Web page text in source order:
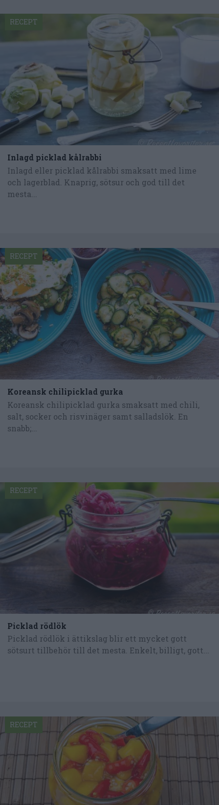
Inlagd picklad kålrabbi
Inlagd eller picklad kålrabbi smaksatt med lime
och lagerblad. Knaprig, sötsur och god till det
mesta...
RECEPT
Koreansk chilipicklad gurka
Koreansk chilipicklad gurka smaksatt med chili,
salt, socker och risvinäger samt salladslök. En
snabb;...
RECEPT
Picklad rödlök
Picklad rödlök i ättikslag blir ett mycket gott
sötsurt tillbehör till det mesta. Enkelt, billigt, gott...
RECEPT
RECEPT